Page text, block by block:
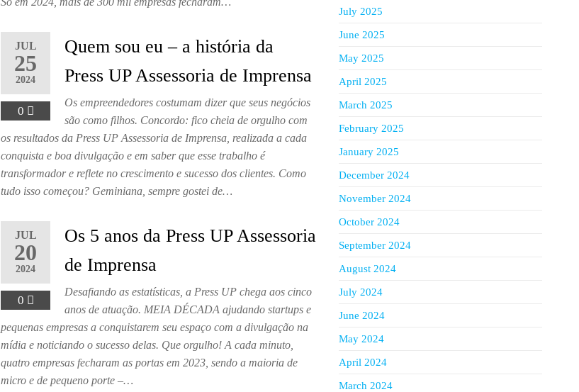
JUL
25
2024
0
Quem sou eu – a história da
Press UP Assessoria de Imprensa
Os empreendedores costumam dizer que seus negócios
são como filhos. Concordo: fico cheia de orgulho com
os resultados da Press UP Assessoria de Imprensa, realizada a cada
conquista e boa divulgação e em saber que esse trabalho é
transformador e reflete no crescimento e sucesso dos clientes. Como
tudo isso começou? Geminiana, sempre gostei de…
JUL
20
2024
0
Os 5 anos da Press UP Assessoria
de Imprensa
Desafiando as estatísticas, a Press UP chega aos cinco
anos de atuação. MEIA DÉCADA ajudando startups e
pequenas empresas a conquistarem seu espaço com a divulgação na
mídia e noticiando o sucesso delas. Que orgulho! A cada minuto,
quatro empresas fecharam as portas em 2023, sendo a maioria de
micro e de pequeno porte –…
July 2025
June 2025
May 2025
April 2025
March 2025
February 2025
January 2025
December 2024
November 2024
October 2024
September 2024
August 2024
July 2024
June 2024
May 2024
April 2024
March 2024